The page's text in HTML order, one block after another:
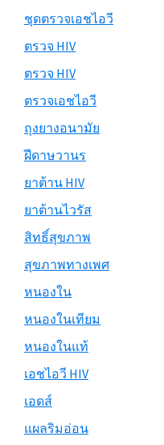
ชุดตรวจเอชไอวี
ตรวจ HIV
ตรวจ HIV
ตรวจเอชไอวี
ถุงยางอนามัย
ฝีดาษวานร
ยาต้าน HIV
ยาต้านไวรัส
สิทธิ์สุขภาพ
สุขภาพทางเพศ
หนองใน
หนองในเทียม
หนองในแท้
เอชไอวี HIV
เอดส์
แผลริมอ่อน